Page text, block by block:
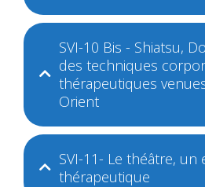
SVI-10 Bis - Shiatsu,
des techniques
thérapeutiques
Orient
SVI-11- Le théâtre, un
thérapeutique